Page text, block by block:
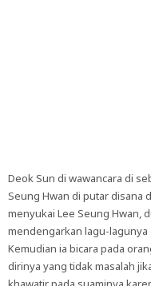
Deok Sun di wawancara di
Seung Hwan di putar disana
menyukai Lee Seung Hwan,
mendengarkan lagu-lagunya
Kemudian ia bicara pada
dirinya yang tidak masalah